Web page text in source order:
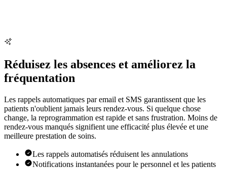
Réduisez les absences et améliorez la
fréquentation
Les rappels automatiques par email et SMS garantissent que les
patients n'oublient jamais leurs rendez-vous. Si quelque chose
change, la reprogrammation est rapide et sans frustration. Moins de
rendez-vous manqués signifient une efficacité plus élevée et une
meilleure prestation de soins.
Les rappels automatisés réduisent les annulations
Notifications instantanées pour le personnel et les patients